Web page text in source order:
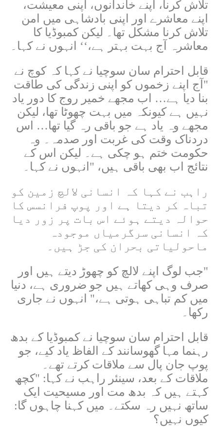
تلاش کرنا، اپنے خاندانوں، اپنی معیشت،
اپنے معاشرے اور اپنی بادشاہی میں امن
تلاش کرنا مشکل تھا۔ لیکن کمبوڈیا کا
معاشرہ آج بہت بہتر ہے،‘‘ انہوں نے کہا۔
قابل احترام سان سوچیا نے کہا کہ کوچ نے
"آج اپنے زخموں کو اپنی زندگی کی طاقت
بنا دیا ہے… اب مجھے خمیر روج کا دور یاد
نہیں ہے کیونکہ میں بہت چھوٹا تھا، لیکن
مجھے وہ یاد ہے جو باقی رہ گیا تھا… اس
دردناک وقت کی غربت اور صدمہ۔ وہ
حکومت ختم ہو چکی ہے۔ لیکن اس کے
نتائج اب بھی باقی ہیں، "انہوں نے کہا۔
راہب نے کہا کہ انسانی لالچ زمین کو
تباہ کر دیتا ہے اور پوپ فرانسس کا
حوالہ دیتے ہوئے اس بات پر زور دیا
کہ انسانی سرگرمیاں موجودہ
ماحولیاتی بحران کی جڑ ہیں۔
"جب لوگ اپنے لالچ کو چھوڑ دیتے ہیں اور
صرف وہی کھاتے ہیں جو ضروری ہے، دنیا
میں کم تباہی ہوتی ہے،" انہوں نے جاری
رکھا۔
قابل احترام سان سوچیا نے کمبوڈیا کے بدھ
رہنما مہا گھوسانند کے الفاظ یاد کیے، جو
پوپ جان پال سے ملاقات کرتے تھے۔
ملاقات کے بعد، سینئر راہب نے کہا: "کچھ
کہتے ہیں کہ بدھ مت اور مسیحیت ایک
ساتھ نہیں رہ سکتے۔ میں کہنا چاہوں گا:
کیوں نہیں؟